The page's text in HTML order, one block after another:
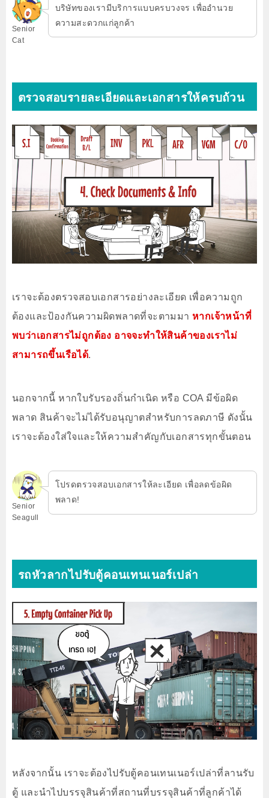
Senior
Cat
บริษัทของเรามีบริการแบบครบวงจร เพื่ออำนวย
ความสะดวกแก่ลูกค้า
ตรวจสอบรายละเอียดและเอกสารให้ครบถ้วน
เราจะต้องตรวจสอบเอกสารอย่างละเอียด เพื่อความถูก
ต้องและป้องกันความผิดพลาดที่จะตามมา หากเจ้าหน้าที่
พบว่าเอกสารไม่ถูกต้อง อาจจะทำให้สินค้าของเราไม่
สามารถขึ้นเรือได้.
นอกจากนี้ หากใบรับรองถิ่นกำเนิด หรือ COA มีข้อผิด
พลาด สินค้าจะไม่ได้รับอนุญาตสำหรับการลดภาษี ดังนั้น
เราจะต้องใส่ใจและให้ความสำคัญกับเอกสารทุกขั้นตอน
Senior
Seagull
โปรดตรวจสอบเอกสารให้ละเอียด เพื่อลดข้อผิด
พลาด!
รถหัวลากไปรับตู้คอนเทนเนอร์เปล่า
หลังจากนั้น เราจะต้องไปรับตู้คอนเทนเนอร์เปล่าที่ลานรับ
ตู้ และนำไปบรรจุสินค้าที่สถานที่บรรจุสินค้าที่ลูกค้าได้